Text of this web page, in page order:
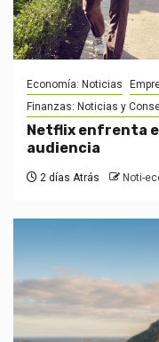
Economía: Noticias
Finanzas: Noticias y
Netflix enfrenta
audiencia
2 días Atrás Noti-